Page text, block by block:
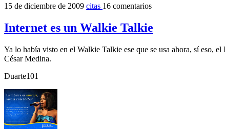
15 de diciembre de 2009 citas 16 comentarios
Internet es un Walkie Talkie
Ya lo había visto en el Walkie Talkie ese que se usa ahora, sí eso,
César Medina.
Duarte101